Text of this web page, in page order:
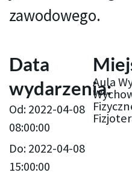
zawodowego.
Data
wydarzenia:
Od: 2022-04-08
08:00:00
Do: 2022-04-08
15:00:00
Aula